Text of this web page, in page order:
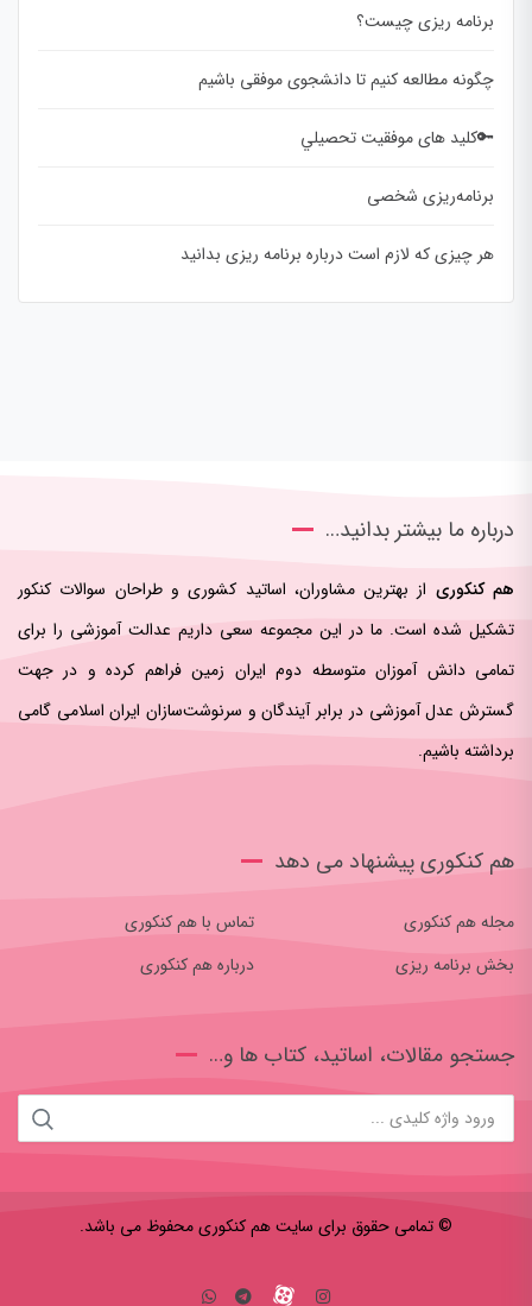
برنامه ریزی چیست؟
چگونه مطالعه کنیم تا دانشجوی موفقی باشیم
🔑کلید های موفقيت تحصيلي
برنامه‌ریزی شخصی
هر چیزی که لازم است درباره برنامه ریزی بدانید
درباره ما بیشتر بدانید…
هم کنکوری از بهترین مشاوران، اساتید کشوری و طراحان سوالات کنکور
تشکیل شده است. ما در این مجموعه سعی داریم عدالت آموزشی را برای
تمامی دانش آموزان متوسطه دوم ایران زمین فراهم کرده و در جهت
گسترش عدل آموزشی در برابر آیندگان و سرنوشت‌سازان ایران اسلامی‌ گامی
برداشته باشیم.
هم کنکوری پیشنهاد می دهد
مجله هم کنکوری
تماس با هم کنکوری
بخش برنامه ریزی
درباره هم کنکوری
جستجو مقالات، اساتید، کتاب ها و…
© تمامی حقوق برای سایت هم کنکوری محفوظ می باشد.